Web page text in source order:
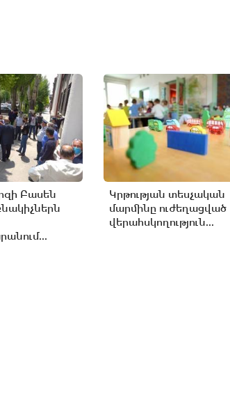
Բասեն
Կրթության տեսչական
մարմինը ուժեղացված
վերահսկողություն...